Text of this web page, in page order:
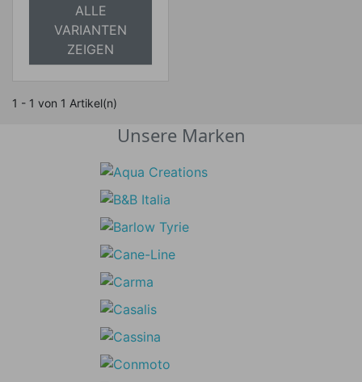
ALLE
VARIANTEN
ZEIGEN
1 - 1 von 1 Artikel(n)
Unsere Marken